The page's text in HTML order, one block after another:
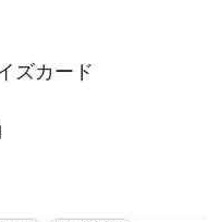
ズカード